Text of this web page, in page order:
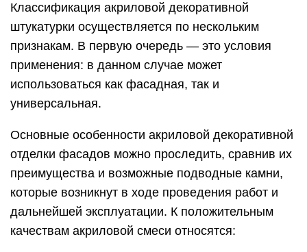
Классификация акриловой декоративной
штукатурки осуществляется по нескольким
признакам. В первую очередь — это условия
применения: в данном случае может
использоваться как фасадная, так и
универсальная.
Основные особенности акриловой декоративной
отделки фасадов можно проследить, сравнив их
преимущества и возможные подводные камни,
которые возникнут в ходе проведения работ и
дальнейшей эксплуатации. К положительным
качествам акриловой смеси относятся: